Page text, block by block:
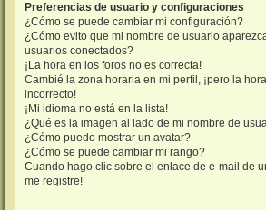
Preferencias de usuario y configuraciones
¿Cómo se puede cambiar mi configuración?
¿Cómo evito que mi nombre de usuario
usuarios conectados?
¡La hora en los foros no es correcta!
Cambié la zona horaria en mi perfil, ¡pero la
incorrecto!
¡Mi idioma no está en la lista!
¿Qué es la imagen al lado de mi nombre de
¿Cómo puedo mostrar un avatar?
¿Cómo se puede cambiar mi rango?
Cuando hago clic sobre el enlace de e-mail de
me registre!